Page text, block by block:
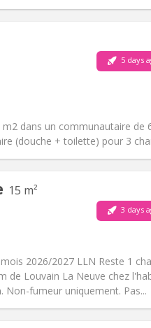
5 days
dans un communautaire de
(douche + toilette) pour 3
Other
15 m²
3 days
2026/2027 LLN Reste 1
de Louvain La Neuve chez
Non-fumeur uniquement. Pas...
Other
Atmosphere: Calm